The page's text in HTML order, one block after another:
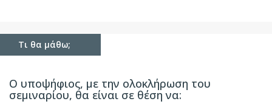
Τι θα μάθω;
O υποψήφιος, με την ολοκλήρωση του
σεμιναρίου, θα είναι σε θέση να: